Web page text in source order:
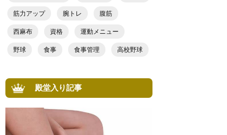
筋力アップ 腕トレ 腹筋
西麻布 資格 運動メニュー
野球 食事 食事管理 高校野球
殿堂入り記事